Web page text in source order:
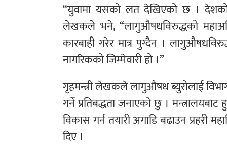
“युवामा यसको लत देखिएको छ । देशको
लेखकले भने, “लागुऔषधविरुद्धको
कारबाही गरेर मात्र पुग्दैन ।
नागरिकको जिम्मेवारी हो ।”
गृहमन्त्री लेखकले लागुऔषध ब्युरोलाई
गर्ने प्रतिबद्धता जनाएको छु ।
विकास गर्न तयारी अगाडि बढाउन प्रहरी
दिए ।